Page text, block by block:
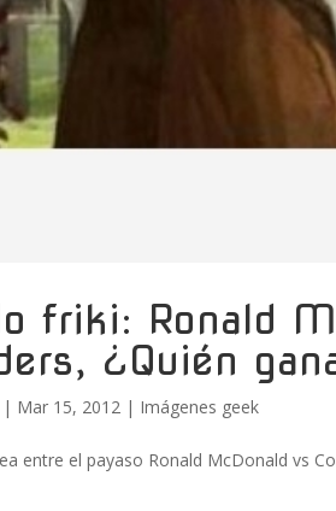
friki: Ronald
¿Quién
| Mar 15, 2012 | Imágenes geek
entre el payaso Ronald McDonald vs